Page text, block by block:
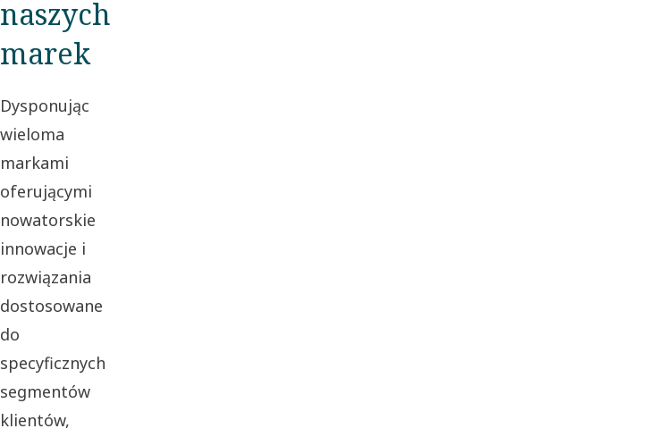
naszych
marek
Dysponując
wieloma
markami
oferującymi
nowatorskie
innowacje i
rozwiązania
dostosowane
do
specyficznych
segmentów
klientów,